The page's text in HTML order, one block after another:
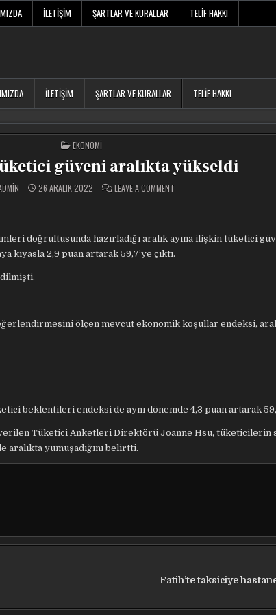
İLETIŞIM ŞARTLAR VE KURALLAR TELIF HAKKI
İLETIŞIM ŞARTLAR VE KURALLAR TELIF HAKKI
POSTED
IN
EKONOMI
güveni aralıkta yükseldi
26 ARALIK 2022 LEAVE A COMMENT
doğrultusunda hazırladığı aralık ayına ilişkin tüketici
kıyasla 2,9 puan artarak 59,7’ye çıktı.
ölçen mevcut ekonomik koşullar endeksi,
beklentileri endeksi de aynı dönemde 4,3 puan artarak
verilen Tüketici Anketleri Direktörü Joanne Hsu, tüketicilerin
aralıkta yumuşadığını belirtti.
Fatih’te taksiciye